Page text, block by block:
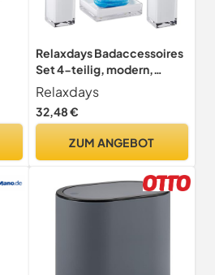
Relaxdays Badaccessoires
Set 4-teilig, modern,
Zahnputzbecher,
Zahnbürstenhalter,
Seifenspender,
19.5 cm
Relaxdays
32,48 €
ZUM ANGEBOT